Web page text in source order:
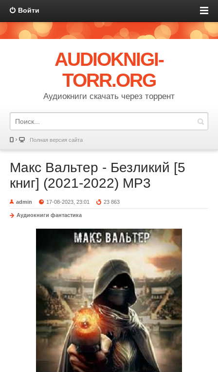
Войти
AUDIOKNIGI-
TORR.ORG
Аудиокниги скачать через торрент
Полная версия сайта
Макс Вальтер - Безликий [5
книг] (2021-2022) МР3
admin 17-08-2023, 23:01 23 863
Аудиокниги фантастика